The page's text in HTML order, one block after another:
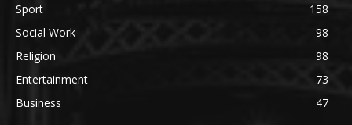
Sport
158
Social Work
98
Religion
98
Entertainment
73
Business
47